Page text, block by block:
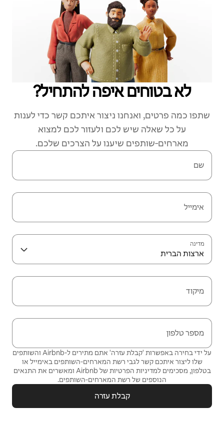
לא בטוחים איפה להתחיל?
שתפו כמה פרטים, ואנחנו ניצור איתכם קשר כדי לענות
על כל שאלה שיש לכם ולעזור לכם למצוא
מארחים‑שותפים שיענו על הצרכים שלכם.
שם
אימייל
מדינה
ארצות הברית
מיקוד
מספר טלפון
על ידי בחירה באפשרות 'קבלת עזרה' אתם מתירים ל-Airbnb והשותפים
שלו ליצור איתכם קשר לגבי רשת המארחים‑השותפים באימייל או
בטלפון, מסכימים למדיניות הפרטיות של Airbnb ומאשרים את
התנאים
הנוספים של רשת המארחים‑השותפים.
קבלת עזרה